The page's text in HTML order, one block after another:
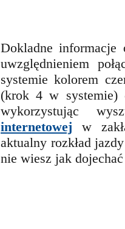
Dokladne informacje
uwzględnieniem
systemie kolorem
(krok 4 w systemie)
wykorzystując
internetowej w
aktualny rozkład
nie wiesz jak